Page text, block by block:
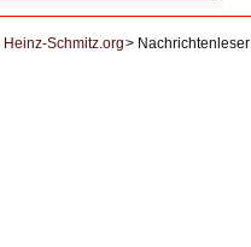
Heinz-Schmitz.org
Nachrichtenleser